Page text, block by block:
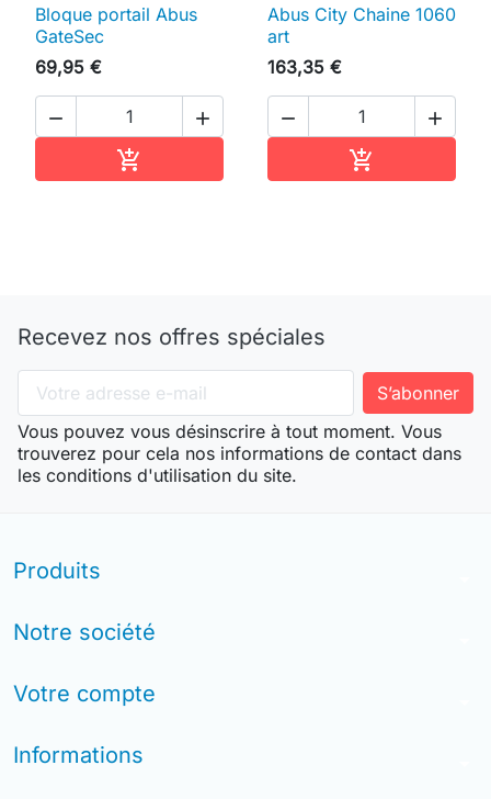
Bloque portail Abus
GateSec
69,95 €
 

Abus City Chaine 1060
art
163,35 €
 

Recevez nos offres spéciales
Vous pouvez vous désinscrire à tout moment. Vous
trouverez pour cela nos informations de contact dans
les conditions d'utilisation du site.
Produits
Notre société
Votre compte
Informations